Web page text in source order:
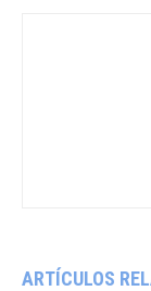
ARTÍCULOS